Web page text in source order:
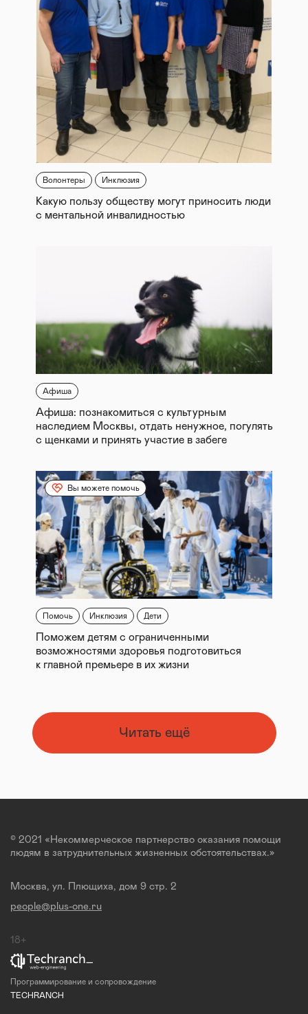
Волонтеры Инклюзия
Какую пользу обществу могут приносить люди
с ментальной инвалидностью
Афиша
Афиша: познакомиться с культурным
наследием Москвы, отдать ненужное, погулять
с щенками и принять участие в забеге
Вы можете помочь
Помочь Инклюзия Дети
Поможем детям с ограниченными
возможностями здоровья подготовиться
к главной премьере в их жизни
Читать ещё
© 2021 «Некоммерческое партнерство оказания помощи
людям в затруднительных жизненных обстоятельствах.»
Москва, ул. Плющиха, дом 9 стр. 2
people@plus-one.ru
18+
Программирование и сопровождение
TECHRANCH